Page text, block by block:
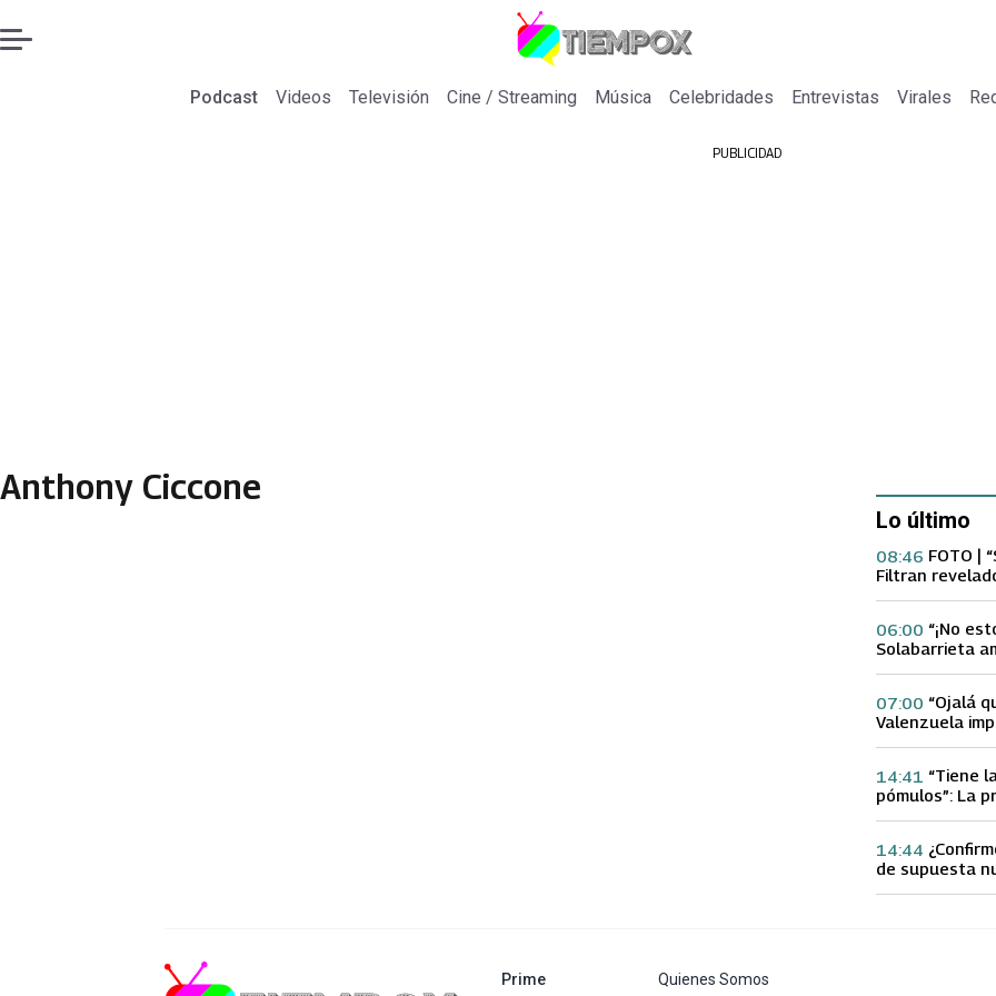
Podcast Videos Televisión Cine / Streaming Música Celebridades Entrevistas Virales
PUBLICIDAD
Anthony Ciccone
Lo último
FOTO |
Filtran
08:46
“¡No
Solabarrieta
06:00
“Ojalá
Valenzuela
07:00
“Tiene
pómulos”: La
14:41
de supuesta
14:44
Primeabre en nueva pestañaQuienes Somos